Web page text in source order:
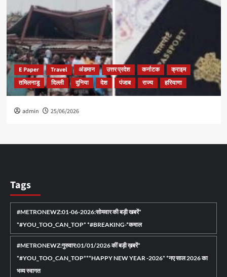
E Paper Travel अंडमान उत्तर प्रदेश कर्नाटक
क्राइम
तमिलनाडु
दिल्ली दुनिया देश पंजाब राज्य हरियाणा
admin 25/06/2026
Tags
#METRONEWZ:01-06-2026:सोमवार की बड़ी खबरें*
*#YOU_TOO_CAN_TOP* *#BREAKING-*कमाल
#METRONEWZ:गुरुवार:01/01/2026 कीं बड़ी ख़बरें*
*#YOU_TOO_CAN_TOP***HAPPY NEW YEAR -2026* *नए साल 2026 का
भव्य स्वागत